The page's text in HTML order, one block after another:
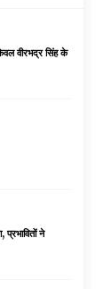
वीरभद्र सिंह के
प्रभावितों ने